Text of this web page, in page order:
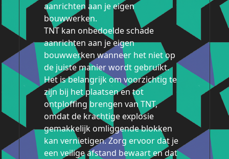
aanrichten aan je eigen
bouwwerken.
TNT kan onbedoelde schade
aanrichten aan je eigen
bouwwerken wanneer het niet op
de juiste manier wordt gebruikt.
Het is belangrijk om voorzichtig te
zijn bij het plaatsen en tot
ontploffing brengen van TNT,
omdat de krachtige explosie
gemakkelijk omliggende blokken
kan vernietigen. Zorg ervoor dat je
een veilige afstand bewaart en dat